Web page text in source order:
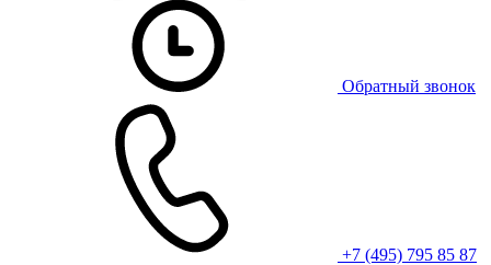
Обратный звонок
+7 (495) 795 85 87